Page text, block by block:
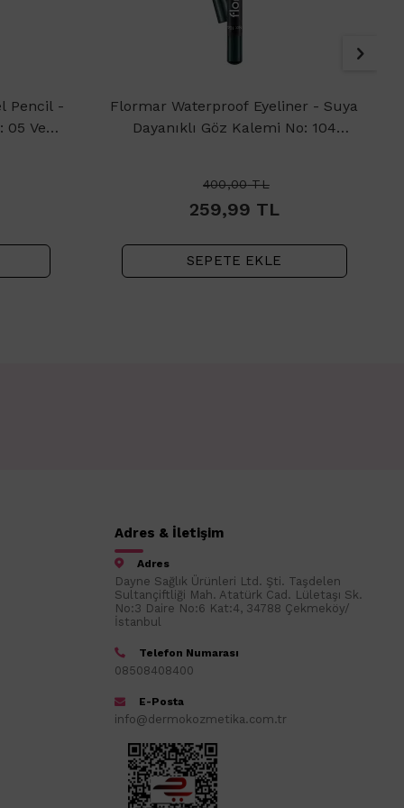
Pencil -
05 Very
Flormar Waterproof Eyeliner - Suya
Dayanıklı Göz Kalemi No: 104
400,00TL
259,99 TL
SEPETE EKLE
Adres & İletişim
Adres
Dayne Sağlık Ürünleri Ltd. Şti. Taşdelen
Sultançiftliği Mah. Atatürk Cad. Lületaşı Sk.
No:3 Daire No:6 Kat:4, 34788 Çekmeköy/
İstanbul
Telefon Numarası
08508408400
E-Posta
info@dermokozmetika.com.tr